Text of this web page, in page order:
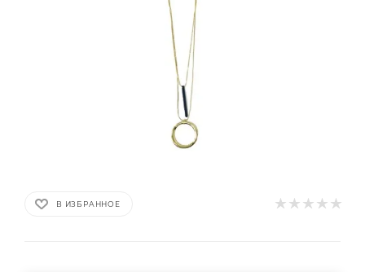
В ИЗБРАННОЕ